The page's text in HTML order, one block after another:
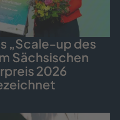
„Scale-up des
Sächsischen
2026